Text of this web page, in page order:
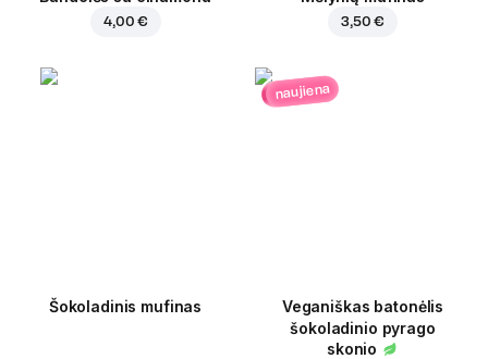
4,00 € 3,50 €
Šokoladinis mufinas
naujiena
Veganiškas batonėlis
šokoladinio pyrago
skonio